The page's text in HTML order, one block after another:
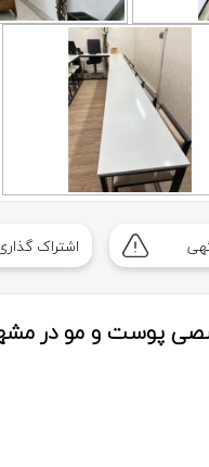
اشتراک
پوست و مو در